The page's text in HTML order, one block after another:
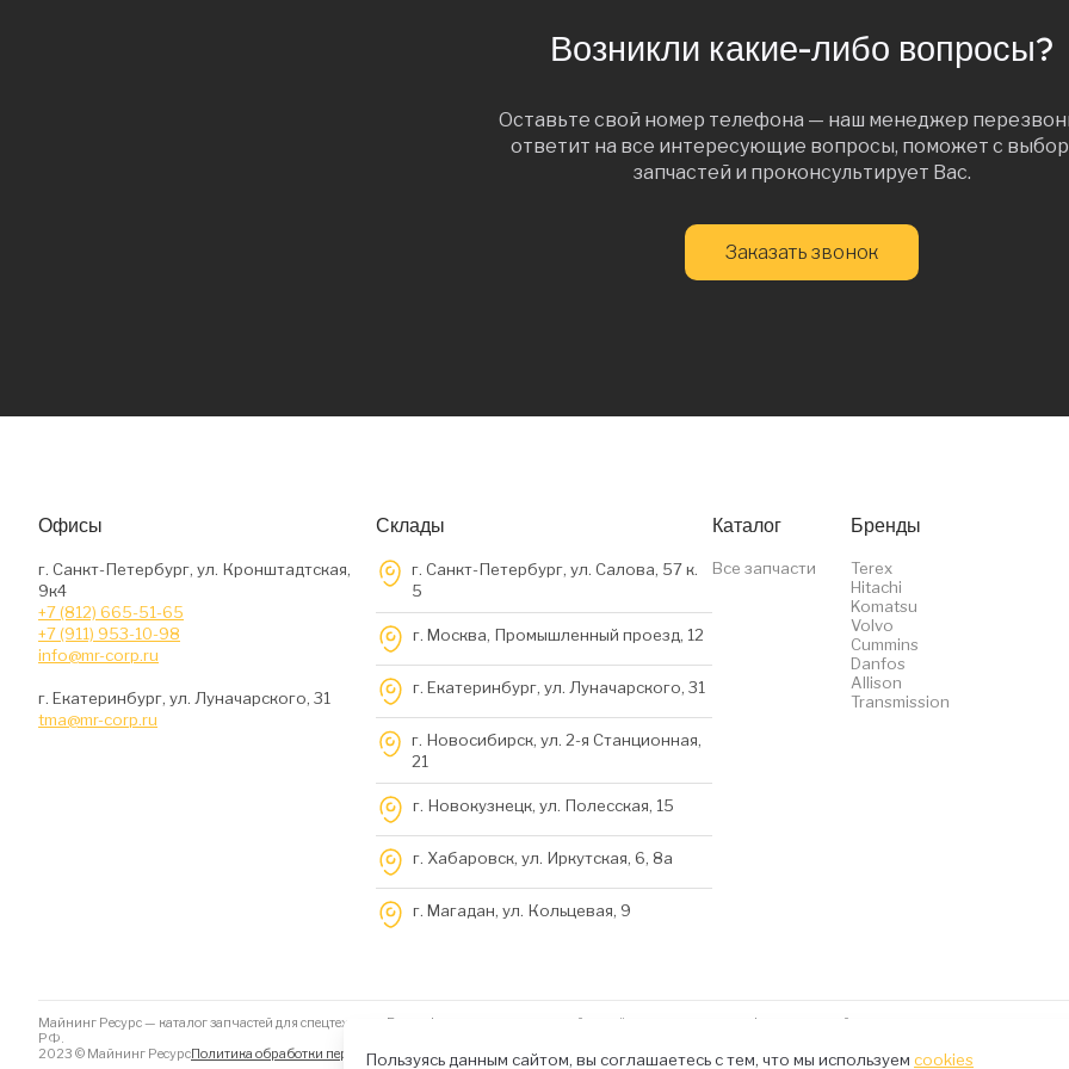
Пользуясь данным сайтом, вы соглашаетесь с тем, что мы используем cookies
Возникли какие-либо вопросы?
Оставьте свой номер телефона — наш менеджер
ответит на все интересующие вопросы, поможет с
запчастей и проконсультирует Вас.
Заказать звонок
Офисы
г. Санкт-Петербург, ул. Кронштадтская,
9к4
+7 (812) 665-51-65
+7 (911) 953-10-98
info@mr-corp.ru
г. Екатеринбург, ул. Луначарского, 31
tma@mr-corp.ru
Склады
г. Санкт-Петербург, ул. Салова, 57 к.
5
г. Москва, Промышленный проезд, 12
г. Екатеринбург, ул. Луначарского, 31
г. Новосибирск, ул. 2-я Станционная,
21
г. Новокузнецк, ул. Полесская, 15
г. Хабаровск, ул. Иркутская, 6, 8a
г. Магадан, ул. Кольцевая, 9
Каталог
Все запчасти
Бренды
Terex
Hitachi
Komatsu
Volvo
Cummins
Danfos
Allison
Transmission
Майнинг Ресурс — каталог запчастей для спецтехники. Вся информация на данном сайте несёт исключительно информационный характер и ни при каких
РФ.
2023 © Майнинг РесурсПолитика обработки персональных данныхФайлы Cookies